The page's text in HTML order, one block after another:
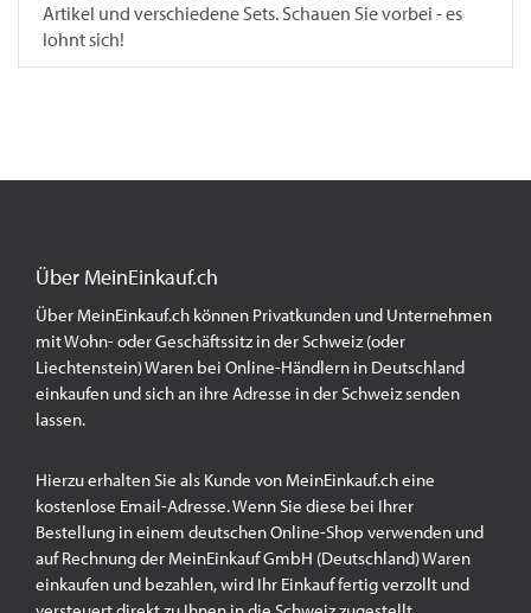
Artikel und verschiedene Sets. Schauen Sie vorbei - es
lohnt sich!
Über MeinEinkauf.ch
Über MeinEinkauf.ch können Privatkunden und Unternehmen
mit Wohn- oder Geschäftssitz in der Schweiz (oder
Liechtenstein) Waren bei Online-Händlern in Deutschland
einkaufen und sich an ihre Adresse in der Schweiz senden
lassen.
Hierzu erhalten Sie als Kunde von MeinEinkauf.ch eine
kostenlose Email-Adresse. Wenn Sie diese bei Ihrer
Bestellung in einem deutschen Online-Shop verwenden und
auf Rechnung der MeinEinkauf GmbH (Deutschland) Waren
einkaufen und bezahlen, wird Ihr Einkauf fertig verzollt und